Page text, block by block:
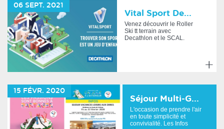
06 SEPT. 2021
Vital Sport De...
Venez découvrir le Roller
Ski tt terrain avec
Decathlon et le SCAL.
savoir
15 FÉVR. 2020
Séjour Multi-G...
L'occasion de prendre l'air
en toute simplicité et
convivialité. Les Infos